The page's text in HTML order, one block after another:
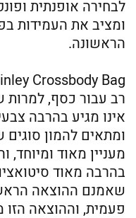
לבחירה אופנתית
ומציב את העמידות
הראשונה.
רב עבור כסף, למרות
אינו מגיע בהרבה
ומתאים להמון
מעניין מאוד ומיוחד,
בהרבה מאוד
שאמנם ההוצאה
פעמית, וההוצאה